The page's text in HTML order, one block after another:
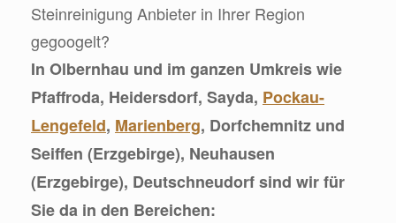
Steinreinigung Anbieter in Ihrer Region
gegoogelt?
In Olbernhau und im ganzen Umkreis wie
Pfaffroda, Heidersdorf, Sayda, Pockau-
Lengefeld, Marienberg, Dorfchemnitz und
Seiffen (Erzgebirge), Neuhausen
(Erzgebirge), Deutschneudorf sind wir für
Sie da in den Bereichen: